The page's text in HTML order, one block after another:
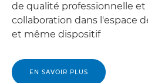
de qualité professionnelle
collaboration dans l'espace
et même dispositif
EN SAVOIR PLUS